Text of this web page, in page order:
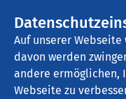
Auf unserer
davon werden
andere ermöglichen,
Webseite zu
Startseite der AMEOS